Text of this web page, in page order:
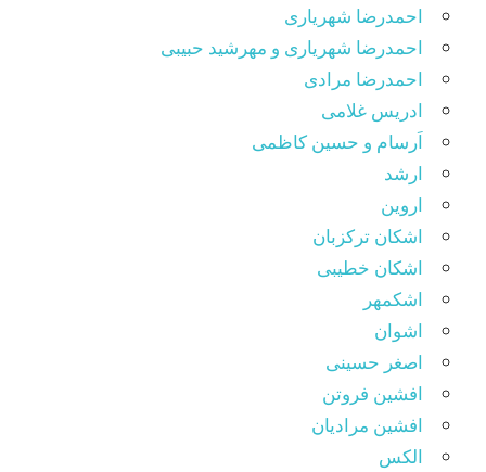
احمدرضا شهریاری
احمدرضا شهریاری و مهرشید حبیبی
احمدرضا مرادی
ادریس غلامی
اَرسام و حسین کاظمی
ارشد
اروین
اشکان ترکزبان
اشکان خطیبی
اشکمهر
اشوان
اصغر حسینی
افشین فروتن
افشین مرادیان
الکس